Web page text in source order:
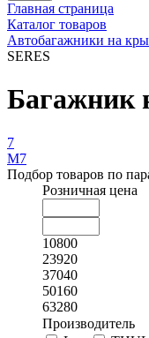
Главная страница
Каталог товаров
Автобагажники на
SERES
Багажник
7
M7
Подбор товаров по
Розничная цена
10800
23920
37040
50160
63280
Производитель